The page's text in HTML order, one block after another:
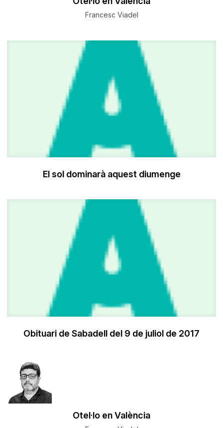
Francesc Viadel
El sol dominarà aquest diumenge
Obituari de Sabadell del 9 de juliol de 2017
Otel·lo en València